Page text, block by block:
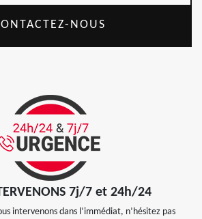
NOUS
7j/7 et 24h/24
intervenons dans l’immédiat, n’hésitez pas